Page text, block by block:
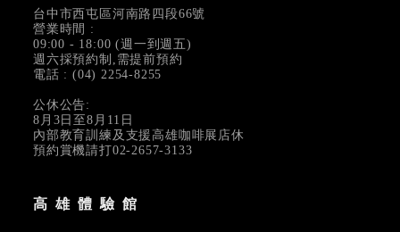
台中市西屯區河南路四段66號
營業時間 :
09:00 - 18:00 (週一到週五)
週六採預約制,需提前預約
電話 : (04) 2254-8255
公休公告:
8月3日至8月11日
內部教育訓練及支援高雄咖啡展店休
預約賞機請打02-2657-3133
高雄體驗館